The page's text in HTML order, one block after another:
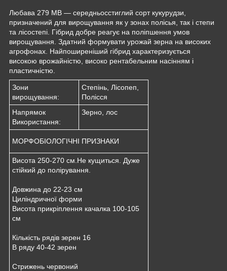
Любава 279 МВ — середньосстиглий сорт кукурудзи,
призначений для вирощування як у зонах полісья, так і степи
та лісостепі. Гібрид добре реагує на поліпшення умов
вирощування. Здатний формувати урожай зерна на високих
агрофонах. Найпоширеніший гібрид характеризується
високою врожайністю, високо рентабельним насінням і
пластичністю.
Зони
вирощування:
Степінь, Лісопеп,
Полісся
Напрямок
Використання:
Зерно, лос
МОРФОБІОЛОГІЧНІ ПРИЗНАКИ
Висота 250-270 см.Не кущиться. Дуже
стійкий до полірування.
Довжина до 22-23 см
Циліндричної форми
Висота прикріплення качалка 100-105
см
Кількість рядів зерен 16
В ряду 40-42 зерен
Стрижень червоний